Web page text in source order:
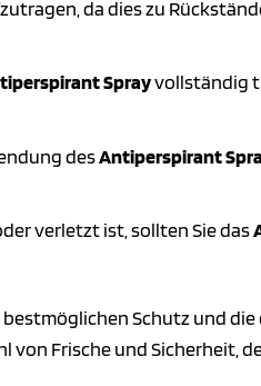
da dies zu
Sprayvollständig
desAntiperspirant
verletzt ist, sollten Sie das
Schutz und
von Frische und Sicherheit,